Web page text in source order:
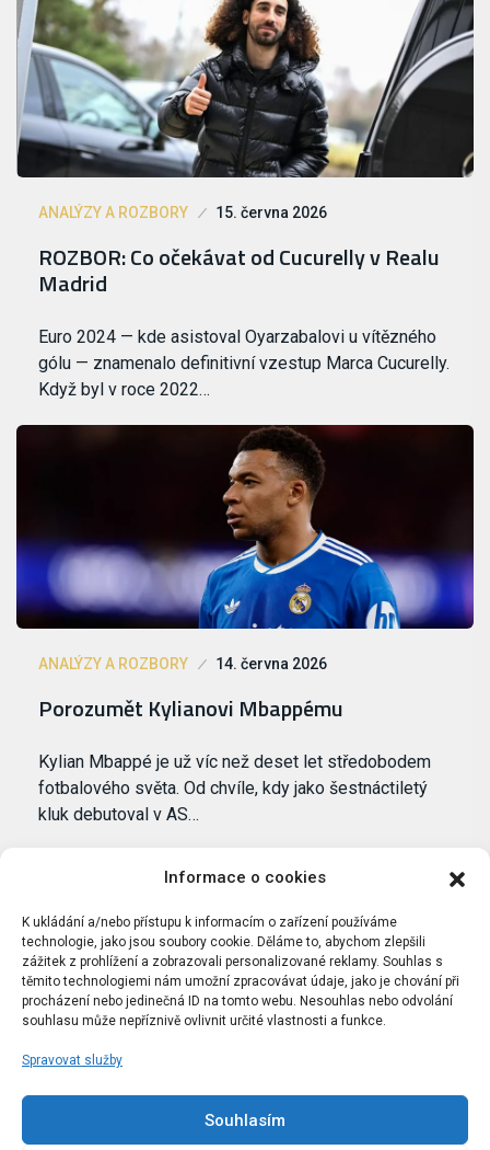
Informace o cookies
K ukládání a/nebo přístupu k informacím o zařízení používáme
technologie, jako jsou soubory cookie. Děláme to, abychom zlepšili
zážitek z prohlížení a zobrazovali personalizované reklamy. Souhlas s
těmito technologiemi nám umožní zpracovávat údaje, jako je chování při
procházení nebo jedinečná ID na tomto webu. Nesouhlas nebo odvolání
souhlasu může nepříznivě ovlivnit určité vlastnosti a funkce.
Spravovat služby
Souhlasím
ANALÝZY A ROZBORY 15. června 2026
ROZBOR: Co očekávat od Cucurelly v Realu
Madrid
Euro 2024 — kde asistoval Oyarzabalovi u vítězného
gólu — znamenalo definitivní vzestup Marca Cucurelly.
Když byl v roce 2022…
ANALÝZY A ROZBORY 14. června 2026
Porozumět Kylianovi Mbappému
Kylian Mbappé je už víc než deset let středobodem
fotbalového světa. Od chvíle, kdy jako šestnáctiletý
kluk debutoval v AS…